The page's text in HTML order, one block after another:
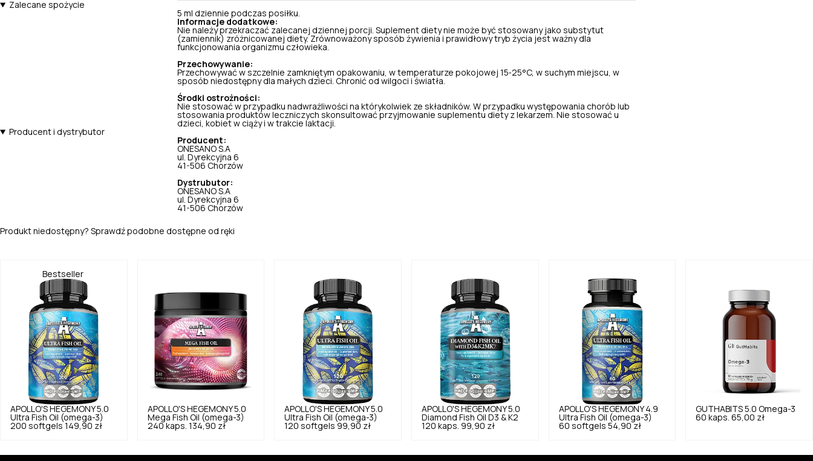
Zalecane spożycie
5 ml dziennie podczas posiłku.
Informacje dodatkowe:
Nie należy przekraczać zalecanej dziennej porcji. Suplement diety nie może być stosowany jako substytut
(zamiennik) zróżnicowanej diety. Zrównoważony sposób żywienia i prawidłowy tryb życia jest ważny dla
funkcjonowania organizmu człowieka.
Przechowywanie:
Przechowywać w szczelnie zamkniętym opakowaniu, w temperaturze pokojowej 15‑25°C, w suchym miejscu, w
sposób niedostępny dla małych dzieci. Chronić od wilgoci i światła.
Środki ostrożności:
Nie stosować w przypadku nadwrażliwości na którykolwiek ze składników. W przypadku występowania chorób lub
stosowania produktów leczniczych skonsultować przyjmowanie suplementu diety z lekarzem. Nie stosować u
dzieci, kobiet w ciąży i w trakcie laktacji.
Producent i dystrybutor
Producent:
ONESANO S.A
ul. Dyrekcyjna 6
41-506 Chorzów
Dystrubutor:
ONESANO S.A
ul. Dyrekcyjna 6
41-506 Chorzów
Produkt niedostępny? Sprawdź podobne dostępne od ręki
Bestseller
APOLLO'S HEGEMONY 5.0
Ultra Fish Oil (omega-3)
200 softgels 149,90 zł
APOLLO'S HEGEMONY 5.0
Mega Fish Oil (omega-3)
240 kaps. 134,90 zł
APOLLO'S HEGEMONY 5.0
Ultra Fish Oil (omega-3)
120 softgels 99,90 zł
APOLLO'S HEGEMONY 5.0
Diamond Fish Oil D3 & K2
120 kaps. 99,90 zł
APOLLO'S HEGEMONY 4.9
Ultra Fish Oil (omega-3)
60 softgels 54,90 zł
GUTHABITS 5.0 Omega-3
60 kaps. 65,00 zł